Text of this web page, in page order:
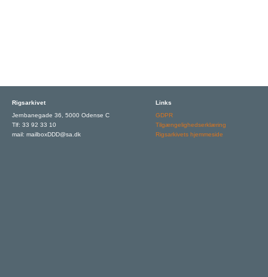
Rigsarkivet
Jernbanegade 36, 5000 Odense C
Tlf: 33 92 33 10
mail: mailboxDDD@sa.dk
Links
GDPR
Tilgængelighedserklæring
Rigsarkivets hjemmeside